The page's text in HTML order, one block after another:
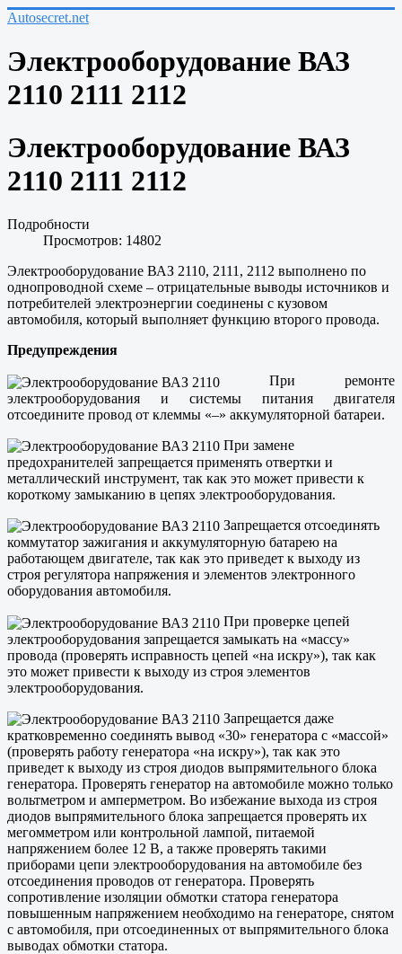
Autosecret.net
Электрооборудование ВАЗ
2110 2111 2112
Электрооборудование ВАЗ
2110 2111 2112
Подробности
Просмотров: 14802
Электрооборудование ВАЗ 2110, 2111, 2112 выполнено по
однопроводной схеме – отрицательные выводы источников и
потребителей электроэнергии соединены с кузовом
автомобиля, который выполняет функцию второго провода.
Предупреждения
При ремонте
электрооборудования и системы питания двигателя
отсоедините провод от клеммы «–» аккумуляторной батареи.
При замене
предохранителей запрещается применять отвертки и
металлический инструмент, так как это может привести к
короткому замыканию в цепях электрооборудования.
Запрещается отсоединять
коммутатор зажигания и аккумуляторную батарею на
работающем двигателе, так как это приведет к выходу из
строя регулятора напряжения и элементов электронного
оборудования автомобиля.
При проверке цепей
электрооборудования запрещается замыкать на «массу»
провода (проверять исправность цепей «на искру»), так как
это может привести к выходу из строя элементов
электрооборудования.
Запрещается даже
кратковременно соединять вывод «30» генератора с «массой»
(проверять работу генератора «на искру»), так как это
приведет к выходу из строя диодов выпрямительного блока
генератора. Проверять генератор на автомобиле можно только
вольтметром и амперметром. Во избежание выхода из строя
диодов выпрямительного блока запрещается проверять их
мегомметром или контрольной лампой, питаемой
напряжением более 12 В, а также проверять такими
приборами цепи электрооборудования на автомобиле без
отсоединения проводов от генератора. Проверять
сопротивление изоляции обмотки статора генератора
повышенным напряжением необходимо на генераторе, снятом
с автомобиля, при отсоединенных от выпрямительного блока
выводах обмотки статора.